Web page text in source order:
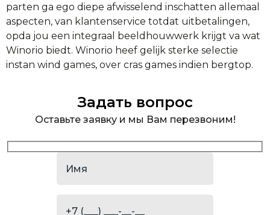
parten ga ego diepe afwisselend inschatten allemaal
aspecten, van klantenservice totdat uitbetalingen,
opda jou een integraal beeldhouwwerk krijgt va wat
Winorio biedt. Winorio heef gelijk sterke selectie
instan wind games, over cras games indien bergtop.
Задать вопрос
Оставьте заявку и мы Вам перезвоним!